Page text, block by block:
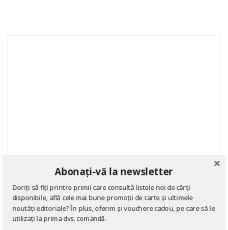
Abonați-vă la newsletter
Doriți să fiți printre primii care consultă listele noi de cărți
disponibile, află cele mai bune promoții de carte și ultimele
noutăți editoriale? În plus, oferim și vouchere cadou, pe care să le
utilizați la prima dvs. comandă.